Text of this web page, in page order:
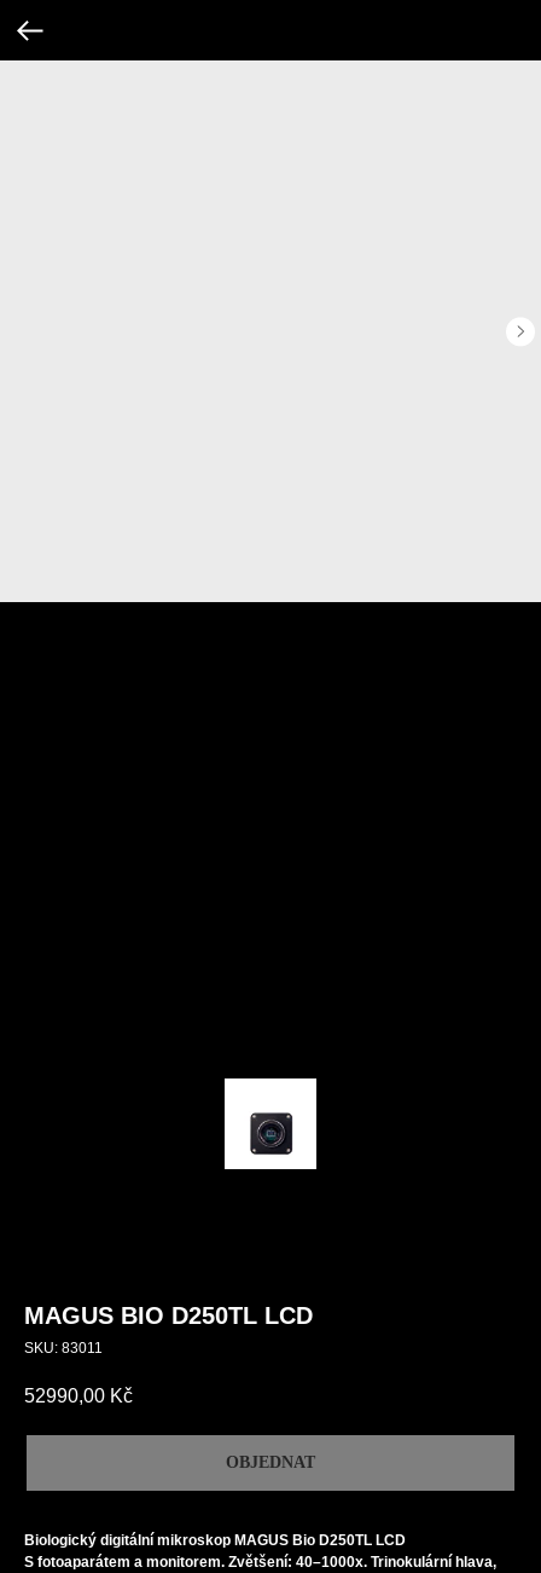
MAGUS BIO D250TL LCD
SKU: 83011
52990,00 Kč
OBJEDNAT
Biologický digitální mikroskop MAGUS Bio D250TL LCD
S fotoaparátem a monitorem. Zvětšení: 40–1000x. Trinokulární hlava,